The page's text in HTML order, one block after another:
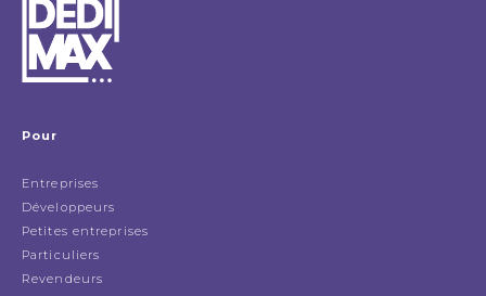
Pour
Entreprises
Développeurs
Petites entreprises
Particuliers
Revendeurs